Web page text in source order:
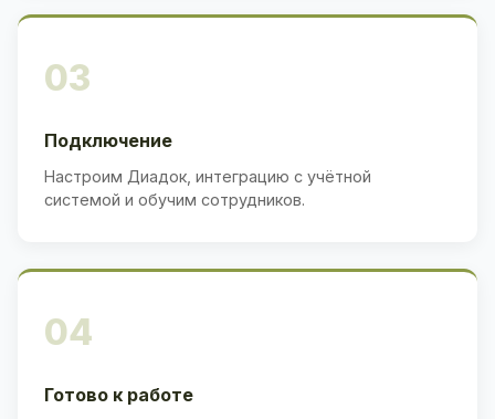
03
Подключение
Настроим Диадок, интеграцию с учётной
системой и обучим сотрудников.
04
Готово к работе